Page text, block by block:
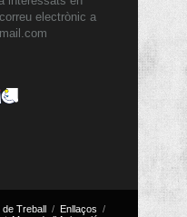
electrònic a
Treball
Enllaços